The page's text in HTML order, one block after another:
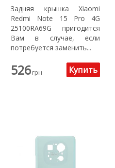
Задняя крышка Xiaomi
Redmi Note 15 Pro 4G
25100RA69G пригодится
Вам в случае, если
потребуется заменить...
526грн